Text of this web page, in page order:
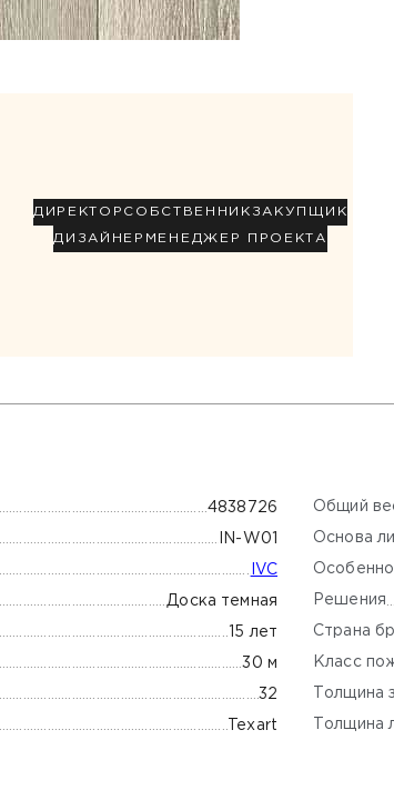
ДИРЕКТОР СОБСТВЕННИК ЗАКУПЩИК
ДИЗАЙНЕР МЕНЕДЖЕР ПРОЕКТА
4838726
IN-W01
IVC
Доска темная
15 лет
30 м
32
Texart
Общий
Основа
Решения
Страна
Класс
Толщина
Толщина